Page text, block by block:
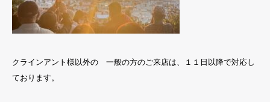
クラインアント様以外の 一般の方のご来店は、１１日以降で対応し
ております。